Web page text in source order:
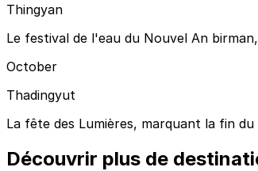
Thingyan
Le festival de l'eau du Nouvel An
October
Thadingyut
La fête des Lumières, marquant la fin du
Découvrir plus de